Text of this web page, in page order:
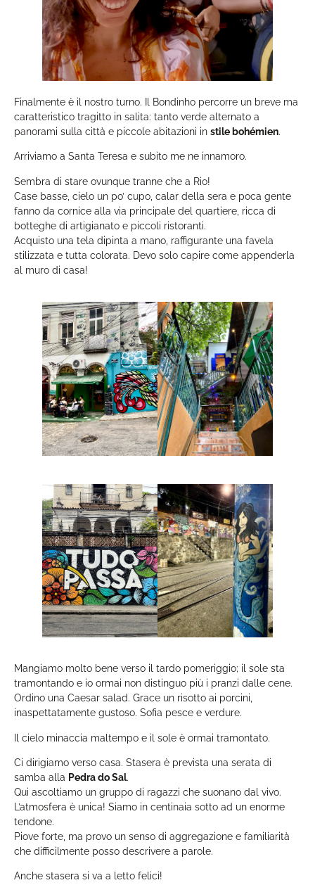
Finalmente è il nostro turno. Il Bondinho percorre un breve ma
caratteristico tragitto in salita: tanto verde alternato a
panorami sulla città e piccole abitazioni in stile bohémien.
Arriviamo a Santa Teresa e subito me ne innamoro.
Sembra di stare ovunque tranne che a Rio!
Case basse, cielo un po’ cupo, calar della sera e poca gente
fanno da cornice alla via principale del quartiere, ricca di
botteghe di artigianato e piccoli ristoranti.
Acquisto una tela dipinta a mano, raffigurante una favela
stilizzata e tutta colorata. Devo solo capire come appenderla
al muro di casa!
Mangiamo molto bene verso il tardo pomeriggio; il sole sta
tramontando e io ormai non distinguo più i pranzi dalle cene.
Ordino una Caesar salad. Grace un risotto ai porcini,
inaspettatamente gustoso. Sofia pesce e verdure.
Il cielo minaccia maltempo e il sole è ormai tramontato.
Ci dirigiamo verso casa. Stasera è prevista una serata di
samba alla Pedra do Sal.
Qui ascoltiamo un gruppo di ragazzi che suonano dal vivo.
L’atmosfera è unica! Siamo in centinaia sotto ad un enorme
tendone.
Piove forte, ma provo un senso di aggregazione e familiarità
che difficilmente posso descrivere a parole.
Anche stasera si va a letto felici!